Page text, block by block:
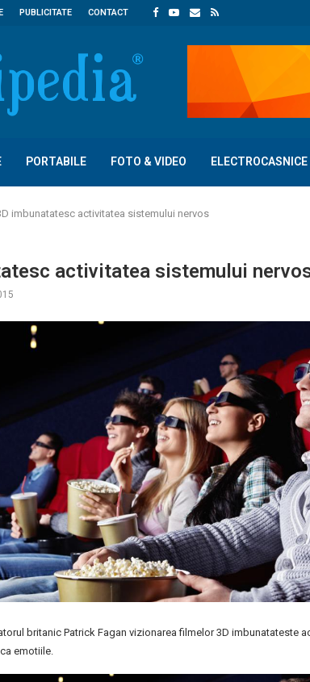
PUBLICITATE CONTACT
PORTABILE FOTO & VIDEO ELECTROCASNICE
imbunatatesc activitatea sistemului nervos
activitatea sistemului
britanic Patrick Fagan vizionarea filmelor 3D imbunatateste
emotiile.